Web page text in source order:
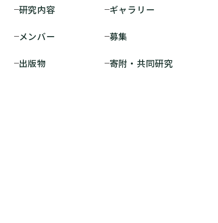
研究内容
メンバー
出版物
ギャラリー
募集
寄附・共同研究